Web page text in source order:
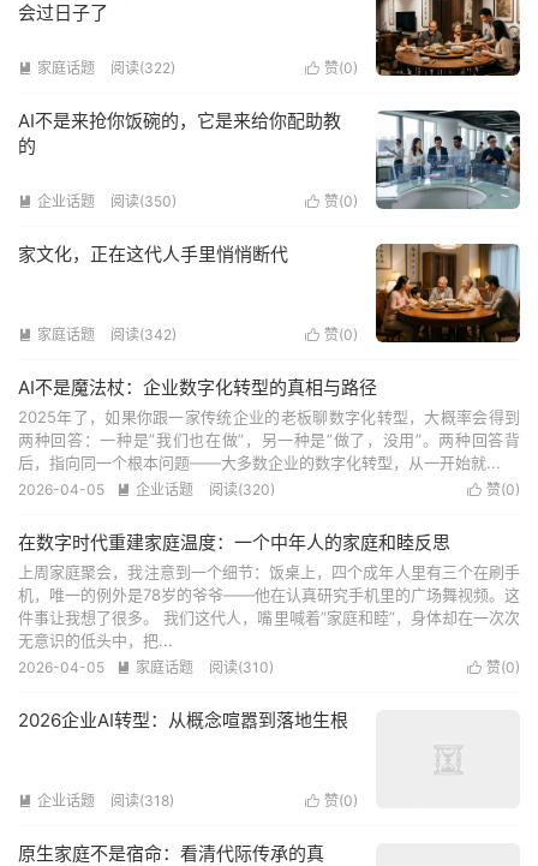
会过日子了
 赞(0)
 家庭话题 阅读(322)
AI不是来抢你饭碗的，它是来给你配助教
的
 赞(0)
 企业话题 阅读(350)
家文化，正在这代人手里悄悄断代
 赞(0)
 家庭话题 阅读(342)
AI不是魔法杖：企业数字化转型的真相与路径
2025年了，如果你跟一家传统企业的老板聊数字化转型，大概率会得到
两种回答：一种是”我们也在做”，另一种是”做了，没用”。两种回答背
后，指向同一个根本问题——大多数企业的数字化转型，从一开始就...
 赞(0)
2026-04-05  企业话题 阅读(320)
在数字时代重建家庭温度：一个中年人的家庭和睦反思
上周家庭聚会，我注意到一个细节：饭桌上，四个成年人里有三个在刷手
机，唯一的例外是78岁的爷爷——他在认真研究手机里的广场舞视频。这
件事让我想了很多。 我们这代人，嘴里喊着”家庭和睦”，身体却在一次次
无意识的低头中，把...
 赞(0)
2026-04-05  家庭话题 阅读(310)
2026企业AI转型：从概念喧嚣到落地生根
 赞(0)
 企业话题 阅读(318)
原生家庭不是宿命：看清代际传承的真